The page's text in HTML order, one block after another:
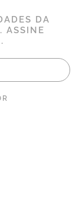
DA
ASSINE